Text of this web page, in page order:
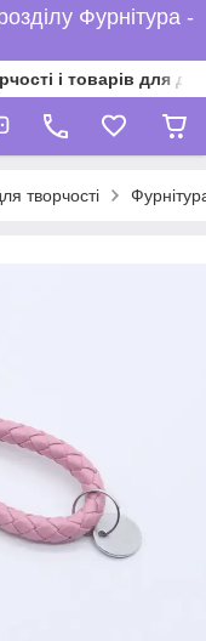
Фурнітура -
і товарів для
творчості